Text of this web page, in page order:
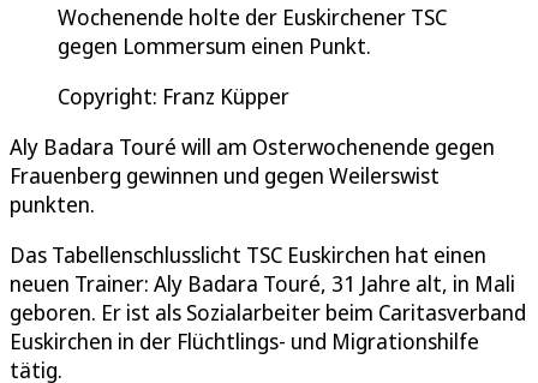
Wochenende holte der Euskirchener TSC
gegen Lommersum einen Punkt.
Copyright: Franz Küpper
Aly Badara Touré will am Osterwochenende gegen
Frauenberg gewinnen und gegen Weilerswist
punkten.
Das Tabellenschlusslicht TSC Euskirchen hat einen
neuen Trainer: Aly Badara Touré, 31 Jahre alt, in Mali
geboren. Er ist als Sozialarbeiter beim Caritasverband
Euskirchen in der Flüchtlings- und Migrationshilfe
tätig.